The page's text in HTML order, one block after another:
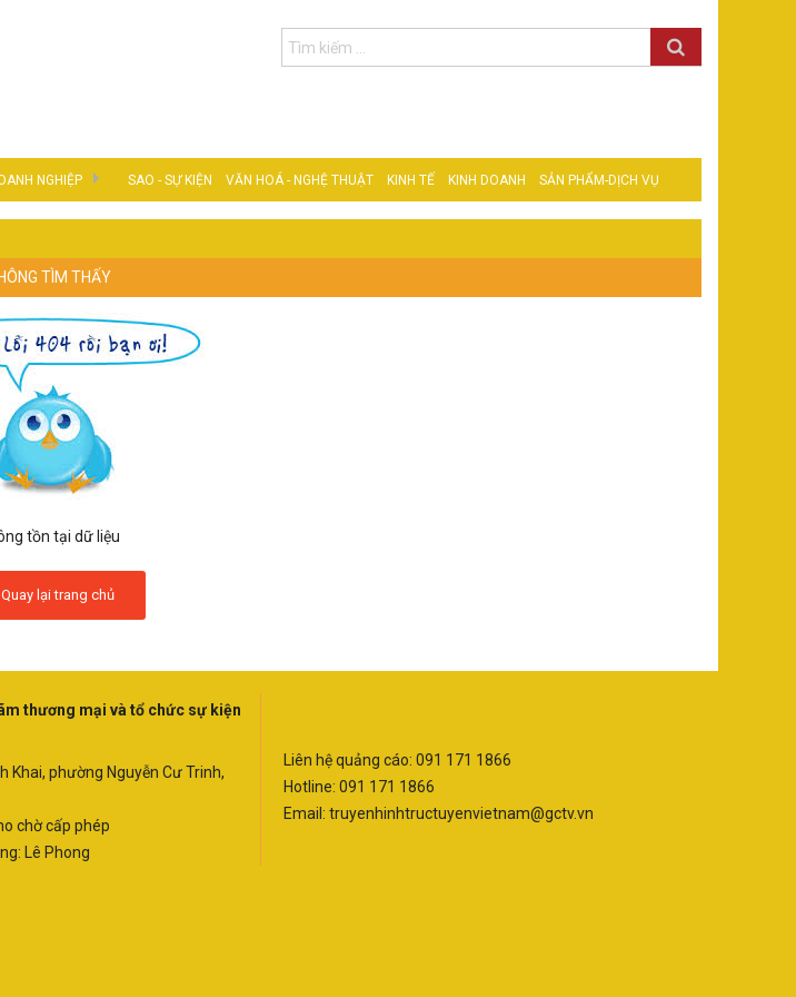
NGHIỆP SAO - SỰ KIỆN VĂN HOÁ - NGHỆ THUẬT KINH TẾ KINH DOANH SẢN PHẨM-DỊCH VỤ
TÌM THẤY
tồn tại dữ liệu
lại trang chủ
thương mại và tổ chức sự kiện
Khai, phường Nguyễn Cư Trinh,
chờ cấp phép
Lê Phong
Liên hệ quảng cáo: 091 171 1866
Hotline: 091 171 1866
Email: truyenhinhtructuyenvietnam@gctv.vn